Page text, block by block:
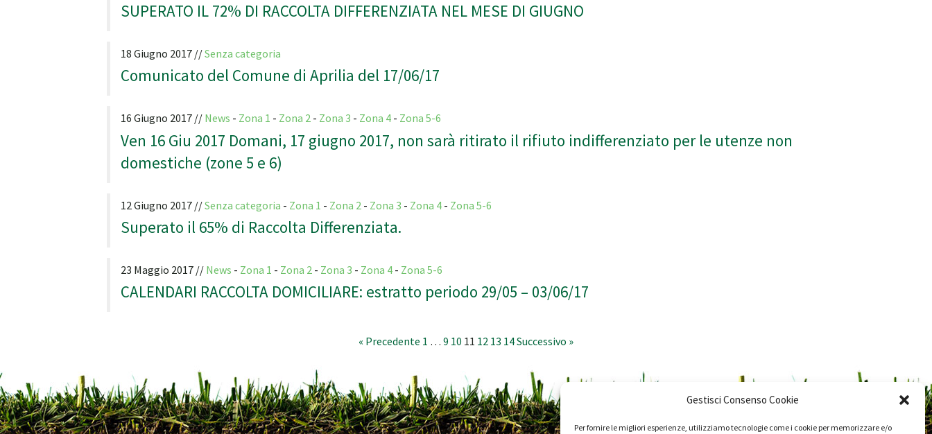
Gestisci Consenso Cookie
Per fornire le migliori esperienze, utilizziamo tecnologie come i cookie per memorizzare e/o
SUPERATO IL 72% DI RACCOLTA DIFFERENZIATA NEL MESE DI GIUGNO
18 Giugno 2017 //Senza categoria
Comunicato del Comune di Aprilia del 17/06/17
16 Giugno 2017 // News - Zona 1 - Zona 2 - Zona 3 - Zona 4 - Zona 5-6
Ven 16 Giu 2017 Domani, 17 giugno 2017, non sarà ritirato il rifiuto indifferenziato per le utenze non
domestiche (zone 5 e 6)
12 Giugno 2017 //Senza categoria - Zona 1 - Zona 2 - Zona 3 - Zona 4 - Zona 5-6
Superato il 65% di Raccolta Differenziata.
23 Maggio 2017 // News - Zona 1 - Zona 2 - Zona 3 - Zona 4 - Zona 5-6
CALENDARI RACCOLTA DOMICILIARE: estratto periodo 29/05 – 03/06/17
« Precedente 1 … 9 10 11 12 13 14Successivo »